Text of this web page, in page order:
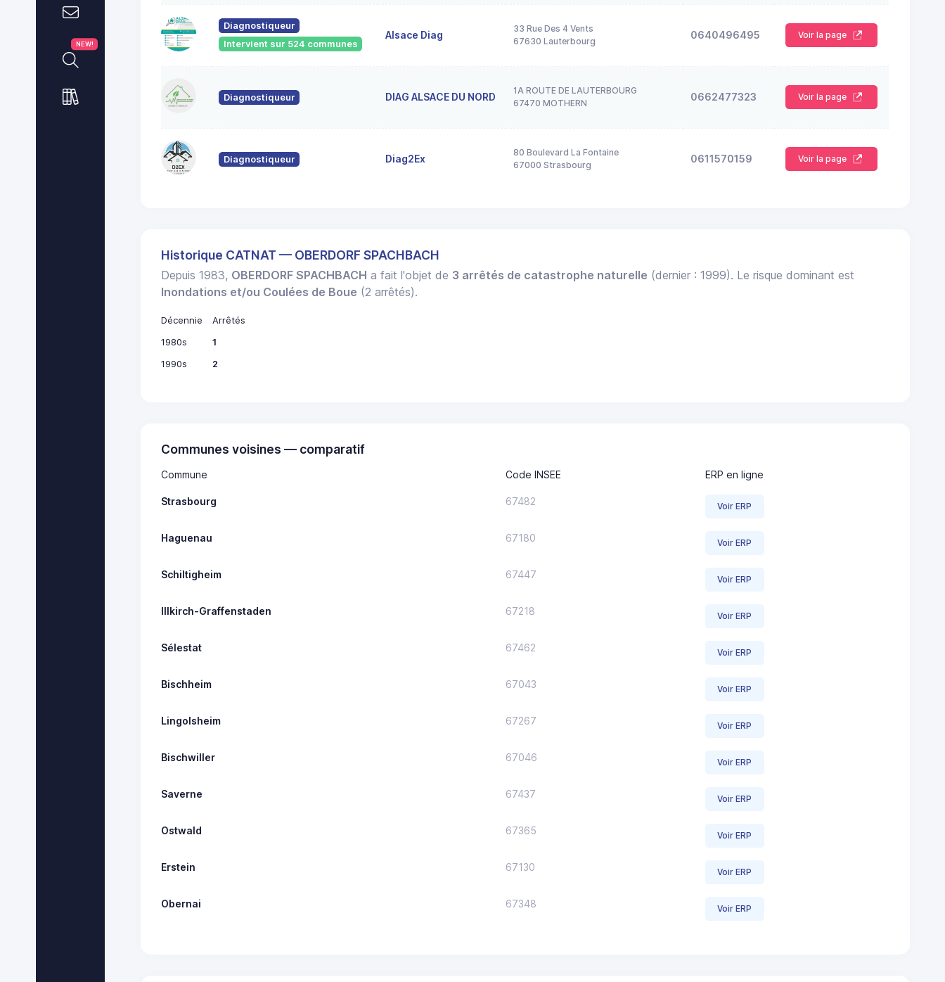
NEW!
Diagnostiqueur
Intervient sur 524 communes
Alsace Diag
33 Rue Des 4 Vents
67630 Lauterbourg
0640496495 Voir la page
Diagnostiqueur DIAG ALSACE DU NORD
1A ROUTE DE LAUTERBOURG
67470 MOTHERN
0662477323 Voir la page
Diagnostiqueur Diag2Ex
80 Boulevard La Fontaine
67000 Strasbourg
0611570159 Voir la page
Historique CATNAT — OBERDORF SPACHBACH
Depuis 1983, OBERDORF SPACHBACH a fait l'objet de 3 arrêtés de catastrophe naturelle (dernier : 1999). Le risque dominant est
Inondations et/ou Coulées de Boue (2 arrêtés).
Décennie
Arrêtés
1980s
1
1990s
2
Communes voisines — comparatif
Commune Code INSEE ERP en ligne
Strasbourg 67482 Voir ERP
Haguenau 67180 Voir ERP
Schiltigheim 67447 Voir ERP
Illkirch-Graffenstaden 67218 Voir ERP
Sélestat 67462 Voir ERP
Bischheim 67043 Voir ERP
Lingolsheim 67267 Voir ERP
Bischwiller 67046 Voir ERP
Saverne 67437 Voir ERP
Ostwald 67365 Voir ERP
Erstein 67130 Voir ERP
Obernai 67348 Voir ERP